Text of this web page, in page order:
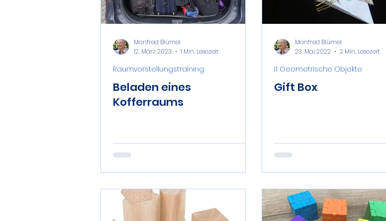
Beladen eines
Kofferraums
Raumvorstellungstraining
Manfred Blümel
12. März 2023
1 Min. Lesezeit
Gift Box
I1 Geometrische Objekte
Manfred Blümel
23. Mai 2022
2 Min. Lesezeit